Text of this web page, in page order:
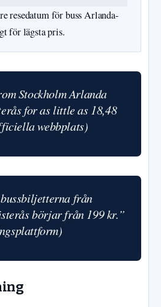
resedatum för buss Arlanda-
för lägsta pris.
Stockholm Arlanda
for as little as 18,48
webbplats)
från
börjar från 199 kr.”